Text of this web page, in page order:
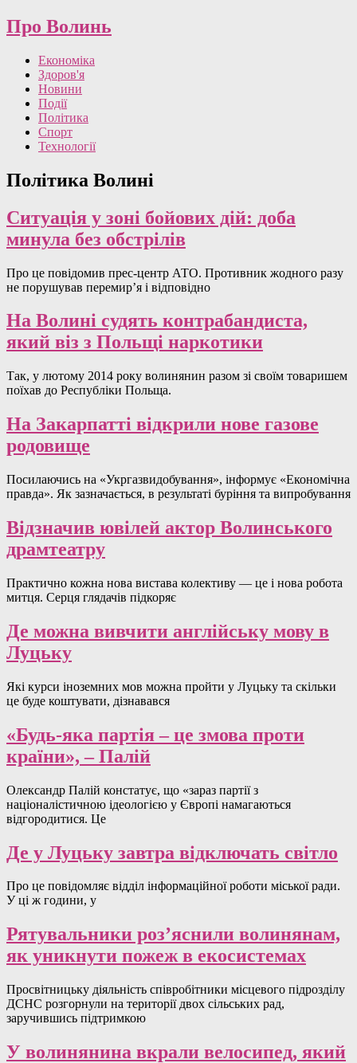
Про Волинь
Економіка
Здоров'я
Новини
Події
Політика
Спорт
Технології
Політика Волині
Ситуація у зоні бойових дій: доба
минула без обстрілів
Про це повідомив прес-центр АТО. Противник жодного разу
не порушував перемир’я і відповідно
На Волині судять контрабандиста,
який віз з Польщі наркотики
Так, у лютому 2014 року волинянин разом зі своїм товаришем
поїхав до Республіки Польща.
На Закарпатті відкрили нове газове
родовище
Посилаючись на «Укргазвидобування», інформує «Економічна
правда». Як зазначається, в результаті буріння та випробування
Відзначив ювілей актор Волинського
драмтеатру
Практично кожна нова вистава колективу — це і нова робота
митця. Серця глядачів підкоряє
Де можна вивчити англійську мову в
Луцьку
Які курси іноземних мов можна пройти у Луцьку та скільки
це буде коштувати, дізнавався
«Будь-яка партія – це змова проти
країни», – Палій
Олександр Палій констатує, що «зараз партії з
націоналістичною ідеологією у Європі намагаються
відгородитися. Це
Де у Луцьку завтра відключать світло
Про це повідомляє відділ інформаційної роботи міської ради.
У ці ж години, у
Рятувальники роз’яснили волинянам,
як уникнути пожеж в екосистемах
Просвітницьку діяльність співробітники місцевого підрозділу
ДСНС розгорнули на території двох сільських рад,
заручившись підтримкою
У волинянина вкрали велосипед, який